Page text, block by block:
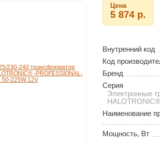
Цена
5 874 р.
Внутренний код
Код
Бренд
Серия
Электронные
Наименование
Мощность, Вт